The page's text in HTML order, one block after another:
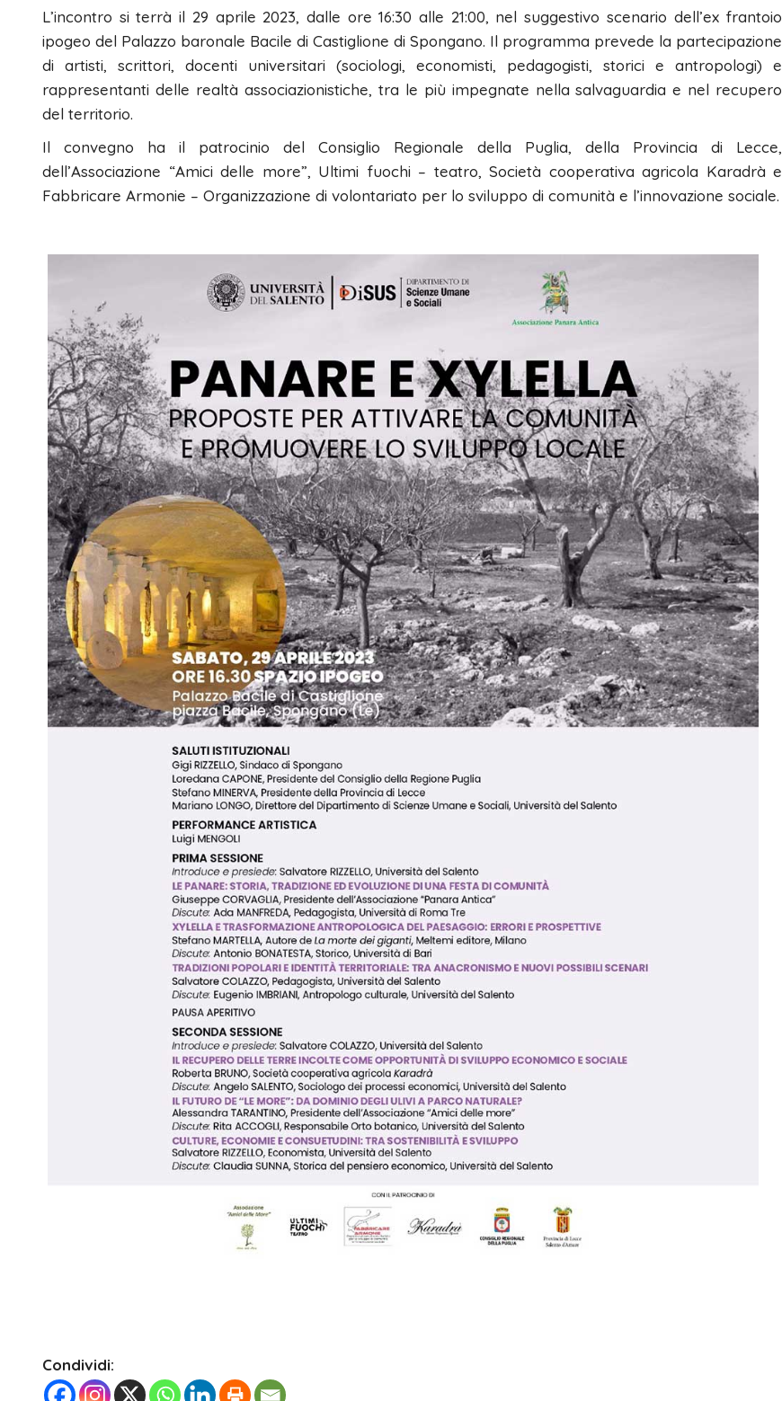
L’incontro si terrà il 29 aprile 2023, dalle ore 16:30 alle 21:00, nel suggestivo scenario dell’ex frantoio
ipogeo del Palazzo baronale Bacile di Castiglione di Spongano. Il programma prevede la partecipazione
di artisti, scrittori, docenti universitari (sociologi, economisti, pedagogisti, storici e antropologi) e
rappresentanti delle realtà associazionistiche, tra le più impegnate nella salvaguardia e nel recupero
del territorio.
Il convegno ha il patrocinio del Consiglio Regionale della Puglia, della Provincia di Lecce,
dell’Associazione “Amici delle more”, Ultimi fuochi – teatro, Società cooperativa agricola Karadrà e
Fabbricare Armonie – Organizzazione di volontariato per lo sviluppo di comunità e l’innovazione sociale.
Condividi: